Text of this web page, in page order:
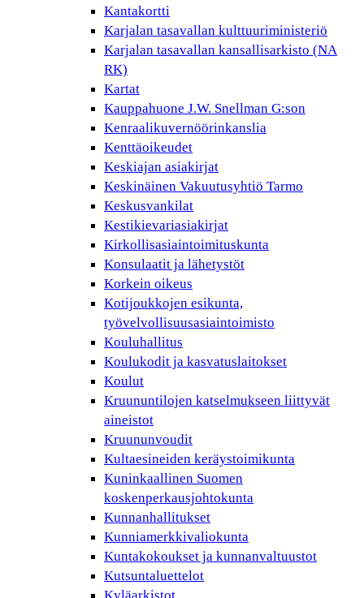
Kantakortti
Karjalan tasavallan kulttuuriministeriö
Karjalan tasavallan kansallisarkisto (NA
RK)
Kartat
Kauppahuone J.W. Snellman G:son
Kenraalikuvernöörinkanslia
Kenttäoikeudet
Keskiajan asiakirjat
Keskinäinen Vakuutusyhtiö Tarmo
Keskusvankilat
Kestikievariasiakirjat
Kirkollisasiaintoimituskunta
Konsulaatit ja lähetystöt
Korkein oikeus
Kotijoukkojen esikunta,
työvelvollisuusasiaintoimisto
Kouluhallitus
Koulukodit ja kasvatuslaitokset
Koulut
Kruununtilojen katselmukseen liittyvät
aineistot
Kruununvoudit
Kultaesineiden keräystoimikunta
Kuninkaallinen Suomen
koskenperkausjohtokunta
Kunnanhallitukset
Kunniamerkkivaliokunta
Kuntakokoukset ja kunnanvaltuustot
Kutsuntaluettelot